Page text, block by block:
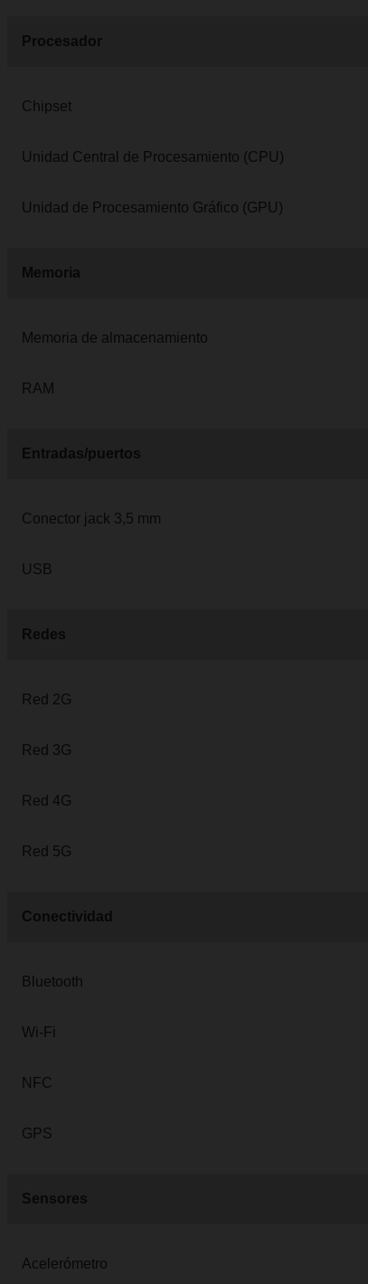
Procesador
Chipset
Unidad Central de Procesamiento (CPU)
Unidad de Procesamiento Gráfico (GPU)
Memoria
Memoria de almacenamiento
RAM
Entradas/puertos
Conector jack 3,5 mm
USB
Redes
Red 2G
Red 3G
Red 4G
Red 5G
Conectividad
Bluetooth
Wi-Fi
NFC
GPS
Sensores
Acelerómetro